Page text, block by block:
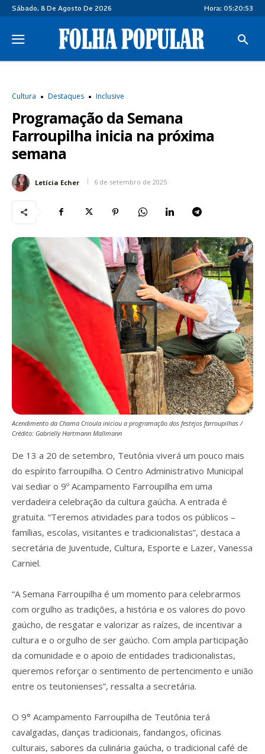
Sábado, 8 De Agosto De 2026 Hora: 05:20:54
Cultura Destaques Inclusive
Programação da Semana
Farroupilha inicia na próxima
semana
Letícia Echer 6 de setembro de 2025
Acendimento da Chama Crioula iniciou a programação dos festejos farroupilhas /
Crédito: Gabrielly Hartmann Mallmann
De 13 a 20 de setembro, Teutônia viverá um pouco mais
do espírito farroupilha. O Centro Administrativo Municipal
vai sediar o 9º Acampamento Farroupilha em uma
verdadeira celebração da cultura gaúcha. A entrada é
gratuita. “Teremos atividades para todos os públicos –
famílias, escolas, visitantes e tradicionalistas”, destaca a
secretária de Juventude, Cultura, Esporte e Lazer, Vanessa
Carniel.
“A Semana Farroupilha é um momento para celebrarmos
com orgulho as tradições, a história e os valores do povo
gaúcho, de resgatar e valorizar as raízes, de incentivar a
cultura e o orgulho de ser gaúcho. Com ampla participação
da comunidade e o apoio de entidades tradicionalistas,
queremos reforçar o sentimento de pertencimento e união
entre os teutonienses”, ressalta a secretária.
O 9° Acampamento Farroupilha de Teutônia terá
cavalgadas, danças tradicionais, fandangos, oficinas
culturais, sabores da culinária gaúcha, o tradicional café de